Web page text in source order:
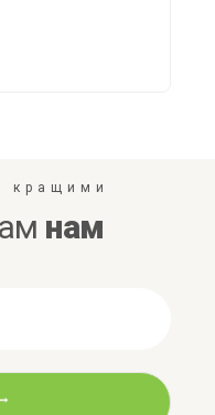
кращими
нам